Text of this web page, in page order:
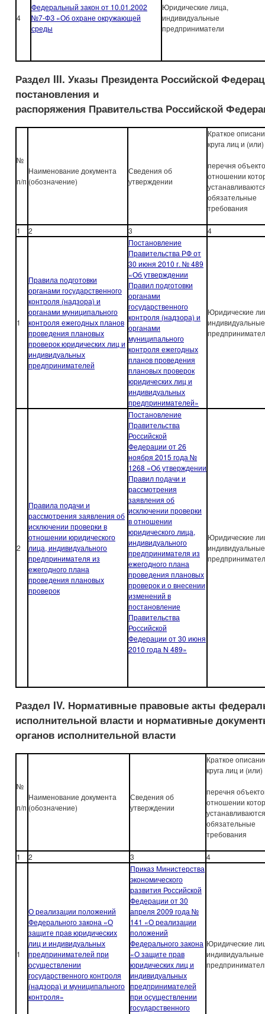
4
Федеральный закон от 10.01.2002
№7-ФЗ «Об охране окружающей
среды
Юридические лица,
индивидуальные
предприниматели
Раздел III. Указы Президента Российской
постановления и
распоряжения Правительства Российской
№
п/п
Наименование документа
(обозначение)
Сведения об
утверждении
Краткое
круга лиц и (или)
перечня
отношении
обязательные
требования
1 2 3 4
1
Правила подготовки
органами государственного
контроля (надзора) и
органами муниципального
контроля ежегодных планов
проведения плановых
проверок юридических лиц и
индивидуальных
предпринимателей
Постановление
Правительства РФ от
30 июня 2010 г. № 489
«Об утверждении
Правил подготовки
органами
государственного
контроля (надзора) и
органами
муниципального
контроля ежегодных
планов проведения
плановых проверок
юридических лиц и
индивидуальных
предпринимателей»
Юридические
индивидуальные
2
Правила подачи и
рассмотрения заявления об
исключении проверки в
отношении юридического
лица, индивидуального
предпринимателя из
ежегодного плана
проведения плановых
проверок
Постановление
Правительства
Российской
Федерации от 26
ноября 2015 года №
1268 «Об утверждении
Правил подачи и
рассмотрения
заявления об
исключении проверки
в отношении
юридического лица,
индивидуального
предпринимателя из
ежегодного плана
проведения плановых
проверок и о внесении
изменений в
постановление
Правительства
Российской
Федерации от 30 июня
2010 года N 489»
Юридические
индивидуальные
Раздел IV. Нормативные правовые акты
исполнительной власти и нормативные
органов исполнительной власти
№
п/п
Наименование документа
(обозначение)
Сведения об
утверждении
Краткое
круга лиц и (или)
перечня
отношении
устанавливаются
обязательные
требования
1 2 3 4
1
О реализации положений
Федерального закона «О
защите прав юридических
лиц и индивидуальных
предпринимателей при
осуществлении
государственного контроля
(надзора) и муниципального
контроля»
Приказ Министерства
экономического
развития Российской
Федерации от 30
апреля 2009 года №
141 «О реализации
положений
Федерального закона
«О защите прав
юридических лиц и
индивидуальных
предпринимателей
при осуществлении
государственного
Юридические
индивидуальные